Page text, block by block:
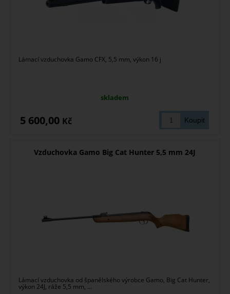
Lámací vzduchovka Gamo CFX, 5,5 mm, výkon 16 j
skladem
5 600,00 Kč
Vzduchovka Gamo Big Cat Hunter 5,5 mm 24J
Lámací vzduchovka od španělského výrobce Gamo, Big Cat Hunter,
výkon 24J, ráže 5,5 mm, ...